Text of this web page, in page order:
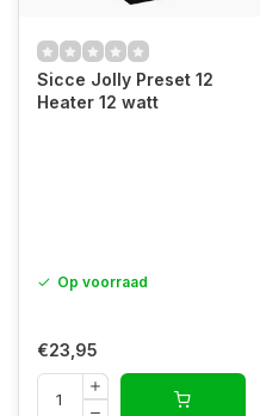
Sicce Jolly Preset 12
Heater 12 watt
Op voorraad
€23,95